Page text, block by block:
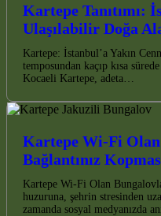
Kartepe Tanıtımı:
Ulaşılabilir Doğa
Kartepe: İstanbul’a Yakın
temposundan kaçıp kısa
Kocaeli Kartepe, adeta…
Kartepe Wi-Fi
Bağlantınız
Kartepe Wi-Fi Olan
huzuruna, şehrin stresinden
zamanda sosyal medyanızda